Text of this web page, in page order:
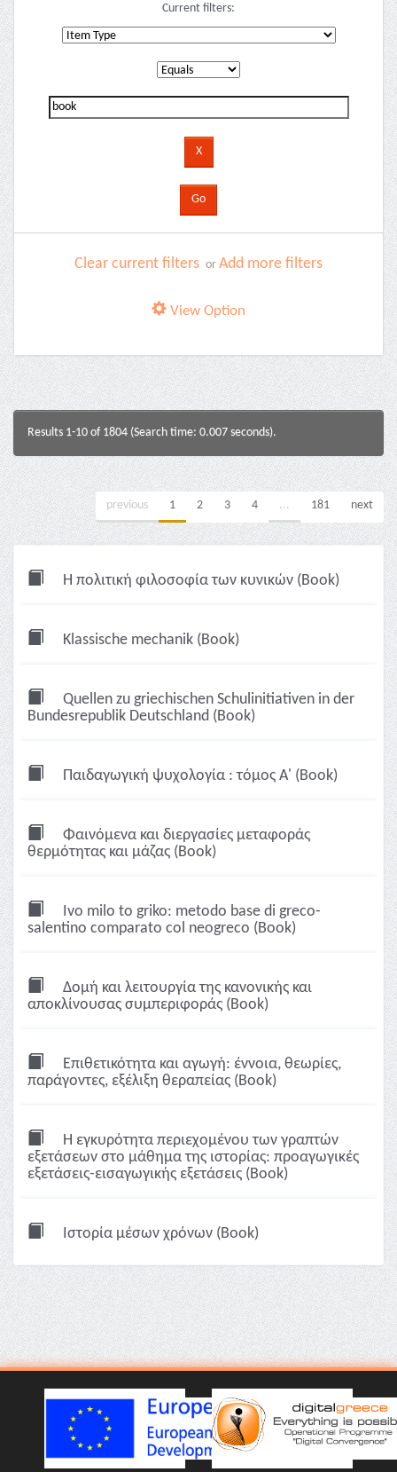
Current filters:
Clear current filters or Add more filters
View Option
Results 1-10 of 1804 (Search time: 0.007 seconds).
previous 1 2 3 4 ... 181 next
Η πολιτική φιλοσοφία των κυνικών (Book)
Klassische mechanik (Book)
Quellen zu griechischen Schulinitiativen in der
Bundesrepublik Deutschland (Book)
Παιδαγωγική ψυχολογία : τόμος Α' (Book)
Φαινόμενα και διεργασίες μεταφοράς
θερμότητας και μάζας (Book)
Ivo milo to griko: metodo base di greco-
salentino comparato col neogreco (Book)
Δομή και λειτουργία της κανονικής και
αποκλίνουσας συμπεριφοράς (Book)
Επιθετικότητα και αγωγή: έννοια, θεωρίες,
παράγοντες, εξέλιξη θεραπείας (Book)
Η εγκυρότητα περιεχομένου των γραπτών
εξετάσεων στο μάθημα της ιστορίας: προαγωγικές
εξετάσεις-εισαγωγικής εξετάσεις (Book)
Ιστορία μέσων χρόνων (Book)